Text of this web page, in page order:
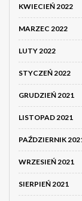
KWIECIEŃ 2022
MARZEC 2022
LUTY 2022
STYCZEŃ 2022
GRUDZIEŃ 2021
LISTOPAD 2021
PAŹDZIERNIK
WRZESIEŃ 2021
SIERPIEŃ 2021